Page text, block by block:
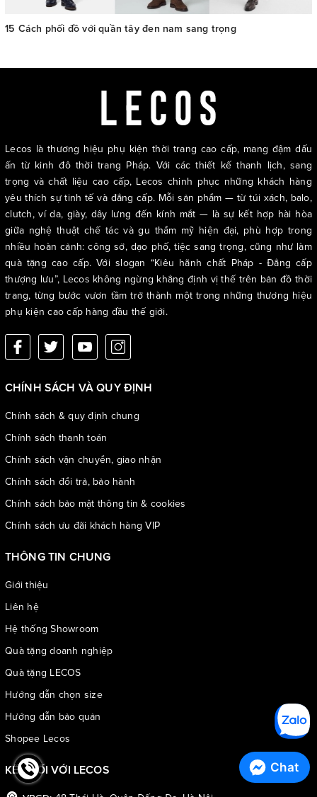
15 Cách phối đồ với quần tây đen nam sang trọng
Lecos là thương hiệu phụ kiện thời trang cao cấp, mang đậm dấu
ấn từ kinh đô thời trang Pháp. Với các thiết kế thanh lịch, sang
trọng và chất liệu cao cấp, Lecos chinh phục những khách hàng
yêu thích sự tinh tế và đẳng cấp. Mỗi sản phẩm — từ túi xách, balo,
clutch, ví da, giày, dây lưng đến kính mắt — là sự kết hợp hài hòa
giữa nghệ thuật chế tác và gu thẩm mỹ hiện đại, phù hợp trong
nhiều hoàn cảnh: công sở, dạo phố, tiệc sang trọng, cũng như làm
quà tặng cao cấp. Với slogan “Kiêu hãnh chất Pháp - Đẳng cấp
thượng lưu”, Lecos không ngừng khẳng định vị thế trên bản đồ thời
trang, từng bước vươn tầm trở thành một trong những thương hiệu
phụ kiện cao cấp hàng đầu thế giới.
CHÍNH SÁCH VÀ QUY ĐỊNH
Chính sách & quy định chung
Chính sách thanh toán
Chính sách vận chuyển, giao nhận
Chính sách đổi trả, bảo hành
Chính sách bảo mật thông tin & cookies
Chính sách ưu đãi khách hàng VIP
THÔNG TIN CHUNG
Giới thiệu
Liên hệ
Hệ thống Showroom
Quà tặng doanh nghiệp
Quà tặng LECOS
Hướng dẫn chọn size
Hướng dẫn bảo quản
Shopee Lecos
KẾT NỐI VỚI LECOS Chat